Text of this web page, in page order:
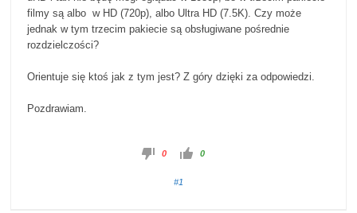
filmy są albo w HD (720p), albo Ultra HD (7.5K). Czy może
jednak w tym trzecim pakiecie są obsługiwane pośrednie
rozdzielczości?
Orientuje się ktoś jak z tym jest? Z góry dzięki za odpowiedzi.
Pozdrawiam.
0 0
#1